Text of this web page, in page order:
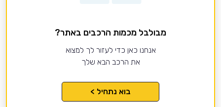
מבולבל מכמות הרכבים באתר?
אנחנו כאן כדי לעזור לך למצוא
את הרכב הבא שלך
בוא נתחיל >